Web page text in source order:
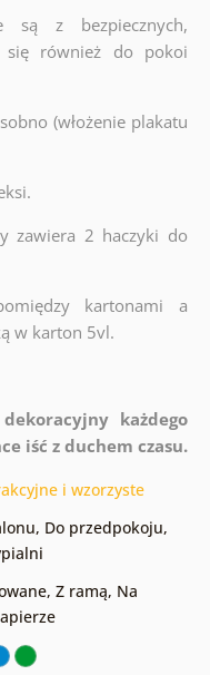
są z bezpiecznych,
się również do pokoi
(włożenie plakatu
zawiera 2 haczyki do
kartonami a
w karton 5vl.
każdego
iść z duchem czasu.
i wzorzyste
, Do przedpokoju,
, Z ramą, Na